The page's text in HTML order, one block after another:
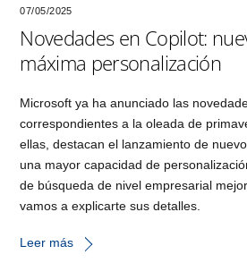
07/05/2025
Novedades en Copilot:
máxima personalización
Microsoft ya ha anunciado las
correspondientes a la oleada de
ellas, destacan el lanzamiento de
una mayor capacidad de
de búsqueda de nivel empresarial
vamos a explicarte sus detalles.
Leer más